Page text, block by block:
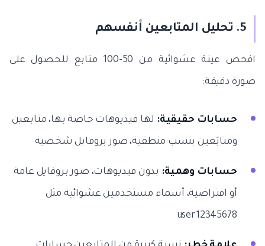
5. تحليل المتابعين أنفسهم
افحص عينة عشوائية من 50-100 متابع للحصول على
صورة دقيقة:
حسابات حقيقية: لها فيديوهات خاصة بها، متابعين
ومتابَعين بنسب منطقية، صور بروفايل شخصية
حسابات وهمية: بدون فيديوهات، صور بروفايل عامة
أو افتراضية، أسماء مستخدمين عشوائية مثل
user12345678